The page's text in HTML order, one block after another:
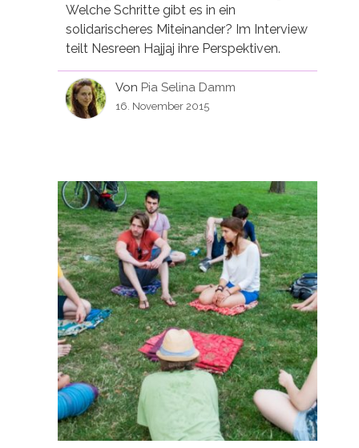
Welche Schritte gibt es in ein
solidarischeres Miteinander? Im Interview
teilt Nesreen Hajjaj ihre Perspektiven.
Von Pia Selina Damm
16. November 2015